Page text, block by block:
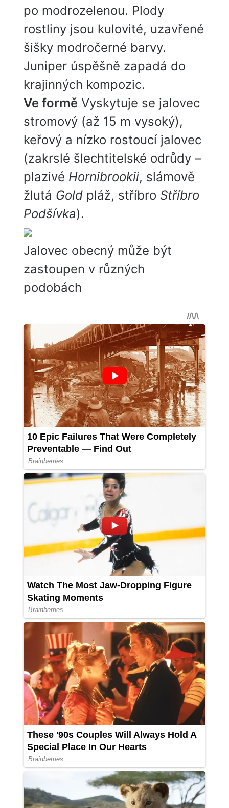
po modrozelenou. Plody
rostliny jsou kulovité, uzavřené
šišky modročerné barvy.
Juniper úspěšně zapadá do
krajinných kompozic.
Ve formě Vyskytuje se jalovec
stromový (až 15 m vysoký),
keřový a nízko rostoucí jalovec
(zakrslé šlechtitelské odrůdy –
plazivé Hornibrookii, slámově
žlutá Gold pláž, stříbro Stříbro
Podšívka).
Jalovec obecný může být
zastoupen v různých
podobách